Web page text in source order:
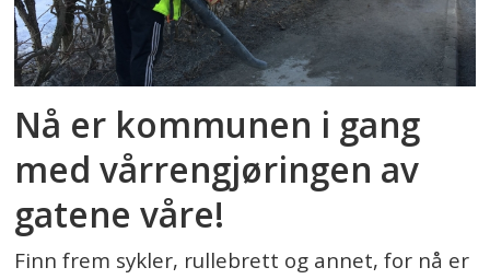
Nå er kommunen i gang
med vårrengjøringen av
gatene våre!
Finn frem sykler, rullebrett og annet, for nå er